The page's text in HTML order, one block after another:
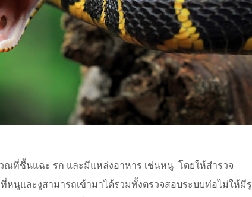
ณที่ชื้นแฉะ รก และมีแหล่งอาหาร เช่นหนู โดยให้สำรวจ
หนูและงูสามารถเข้ามาได้รวมทั้งตรวจสอบระบบท่อไม่ให้มีรู